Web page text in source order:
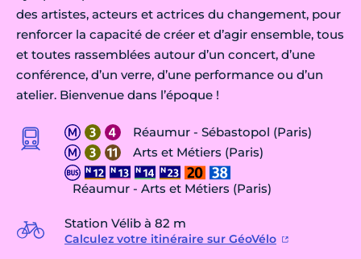
des artistes, acteurs et actrices du changement, pour
renforcer la capacité de créer et d’agir ensemble, tous
et toutes rassemblées autour d’un concert, d’une
conférence, d’un verre, d’une performance ou d’un
atelier. Bienvenue dans l’époque !
Réaumur - Sébastopol (Paris)
Arts et Métiers (Paris)
Réaumur - Arts et Métiers (Paris)
Station Vélib à 82 m
Calculez votre itinéraire sur GéoVélo